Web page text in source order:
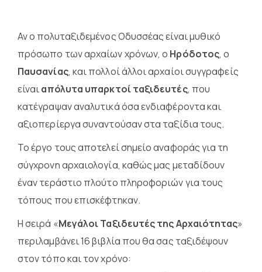
Αν ο πολυταξιδεμένος Οδυσσέας είναι μυθικό
πρόσωπο των αρχαίων χρόνων, ο Ηρόδοτος, ο
Παυσανίας, και πολλοί άλλοι αρχαίοι συγγραφείς
είναιαπόλυτα υπαρκτοί ταξιδευτές, που
κατέγραψαν αναλυτικά όσα ενδιαφέροντα και
αξιοπερίεργα συναντούσαν στα ταξίδια τους.
Το έργο τους αποτελεί σημείο αναφοράς για τη
σύγχρονη αρχαιολογία, καθώς μας μεταδίδουν
έναν τεράστιο πλούτο πληροφοριών για τους
τόπους που επισκέφτηκαν.
Η σειρά «Μεγάλοι Ταξιδευτές της Αρχαιότητας»
περιλαμβάνει 16 βιβλία που θα σας ταξιδέψουν
στον τόπο και τον χρόνο: